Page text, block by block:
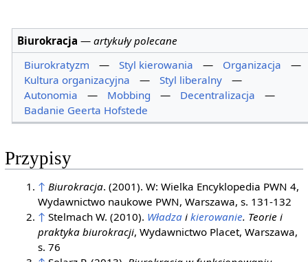
Biurokracja —artykuły polecane
Biurokratyzm
— Styl kierowania — Organizacja
—
Kultura organizacyjna
— Styl liberalny
—
Autonomia
— Mobbing — Decentralizacja
—
Badanie Geerta Hofstede
Przypisy
↑ Biurokracja. (2001). W: Wielka Encyklopedia PWN 4,
Wydawnictwo naukowe PWN, Warszawa, s. 131-132
↑ Stelmach W. (2010). Władza ikierowanie. Teorie i
praktyka biurokracji, Wydawnictwo Placet, Warszawa,
s. 76